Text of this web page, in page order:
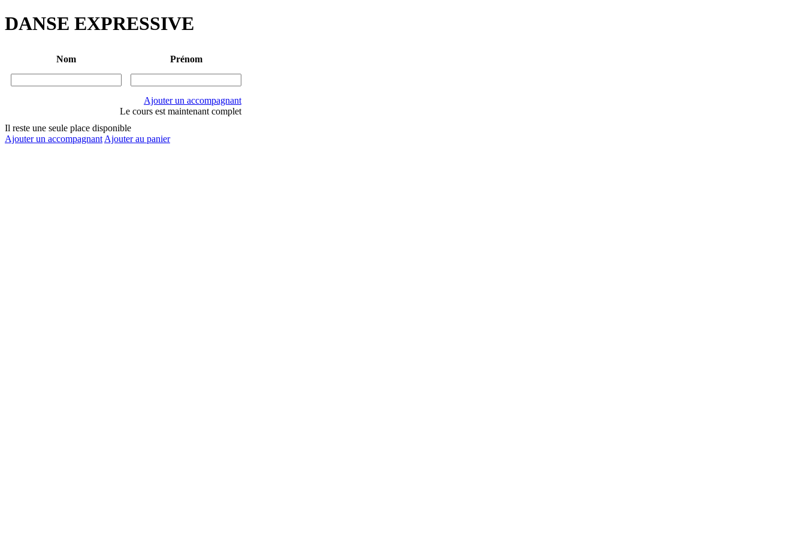
DANSE EXPRESSIVE
Nom Prénom
Ajouter un accompagnant
Le cours est maintenant complet
Il reste une seule place disponible
Ajouter un accompagnant Ajouter au panier